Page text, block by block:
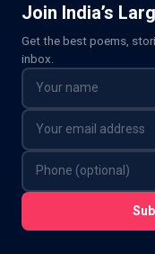
Join India’s
Get the best poems,
inbox.